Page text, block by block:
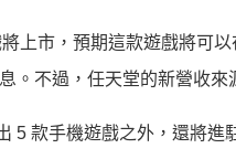
上市，預期這款遊戲將可
。不過，任天堂的新營收來
5 款手機遊戲之外，還將